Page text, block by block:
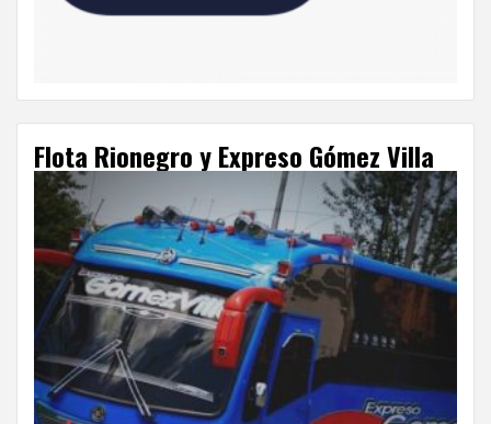
Flota Rionegro y Expreso Gómez Villa